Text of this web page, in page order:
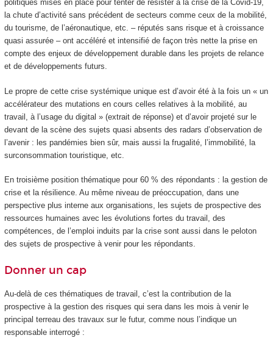
politiques mises en place pour tenter de résister à la crise de la Covid-19,
la chute d’activité sans précédent de secteurs comme ceux de la mobilité,
du tourisme, de l’aéronautique, etc. – réputés sans risque et à croissance
quasi assurée – ont accéléré et intensifié de façon très nette la prise en
compte des enjeux de développement durable dans les projets de relance
et de développements futurs.
Le propre de cette crise systémique unique est d’avoir été à la fois un « un
accélérateur des mutations en cours celles relatives à la mobilité, au
travail, à l’usage du digital » (extrait de réponse) et d’avoir projeté sur le
devant de la scène des sujets quasi absents des radars d’observation de
l’avenir : les pandémies bien sûr, mais aussi la frugalité, l’immobilité, la
surconsommation touristique, etc.
En troisième position thématique pour 60 % des répondants : la gestion de
crise et la résilience. Au même niveau de préoccupation, dans une
perspective plus interne aux organisations, les sujets de prospective des
ressources humaines avec les évolutions fortes du travail, des
compétences, de l’emploi induits par la crise sont aussi dans le peloton
des sujets de prospective à venir pour les répondants.
Donner un cap
Au-delà de ces thématiques de travail, c’est la contribution de la
prospective à la gestion des risques qui sera dans les mois à venir le
principal terreau des travaux sur le futur, comme nous l’indique un
responsable interrogé :